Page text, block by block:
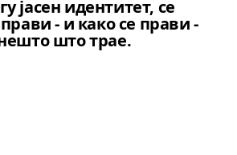
јасен идентитет, се
- и како се прави -
што трае.